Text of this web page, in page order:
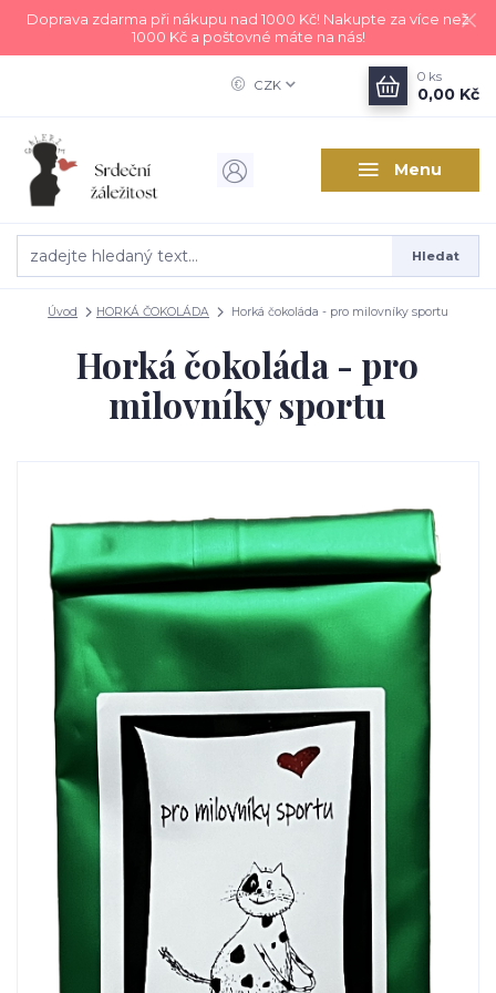
Doprava zdarma při nákupu nad 1000 Kč! Nakupte za více než
1000 Kč a poštovné máte na nás!
Menu
CZK
Hledat
0 ks
0,00 Kč
Úvod HORKÁ ČOKOLÁDA Horká čokoláda - pro milovníky sportu
Horká čokoláda - pro
milovníky sportu